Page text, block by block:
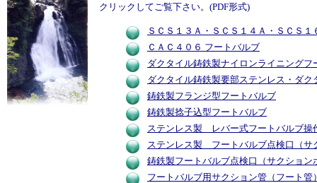
クリックしてご覧下さい。(PDF形式)
ＳＣＳ１３Ａ・ＳＣＳ１４Ａ・ＳＣＳ１
ＣＡＣ４０６ フートバルブ
ダクタイル鋳鉄製ナイロンライニングフ
ダクタイル鋳鉄製要部ステンレス・ダ
鋳鉄製フランジ型フートバルブ
鋳鉄製捻子込型フートバルブ
ステンレス製 レバー式フートバルブ操
ステンレス製 フートバルブ点検口（サ
鋳鉄製フートバルブ点検口（サクション
フートバルブ用サクション管（フート管